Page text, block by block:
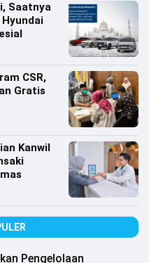
Saatnya
CSR,
Gratis
Kanwil
Pengelolaan